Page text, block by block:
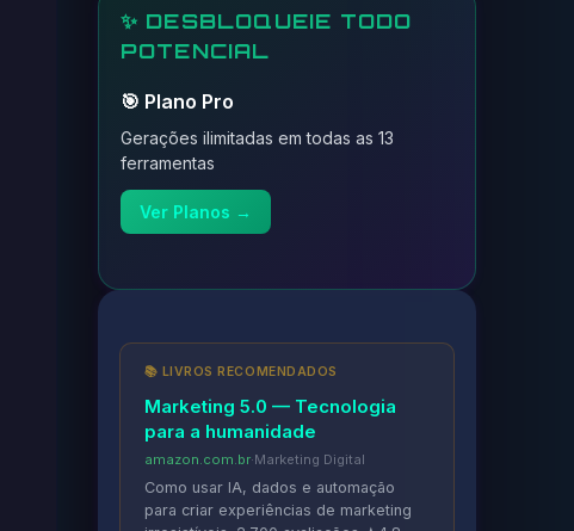
✨ DESBLOQUEIE TODO
POTENCIAL
🎯 Plano Pro
Gerações ilimitadas em todas as 13
ferramentas
Ver Planos →
📚 LIVROS RECOMENDADOS
Marketing 5.0 — Tecnologia
para a humanidade
amazon.com.br·Marketing Digital
Como usar IA, dados e automação
para criar experiências de marketing